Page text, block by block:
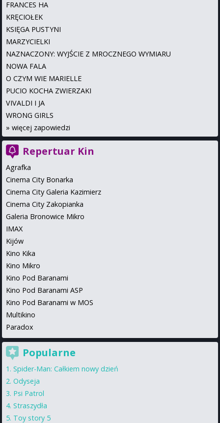
FRANCES HA
KRĘCIOŁEK
KSIĘGA PUSTYNI
MARZYCIELKI
NAZNACZONY: WYJŚCIE Z MROCZNEGO WYMIARU
NOWA FALA
O CZYM WIE MARIELLE
PUCIO KOCHA ZWIERZAKI
VIVALDI I JA
WRONG GIRLS
» więcej zapowiedzi
Repertuar Kin
Agrafka
Cinema City Bonarka
Cinema City Galeria Kazimierz
Cinema City Zakopianka
Galeria Bronowice Mikro
IMAX
Kijów
Kino Kika
Kino Mikro
Kino Pod Baranami
Kino Pod Baranami ASP
Kino Pod Baranami w MOS
Multikino
Paradox
Popularne
Spider-Man: Całkiem nowy dzień
Odyseja
Psi Patrol
Straszydła
Toy story 5